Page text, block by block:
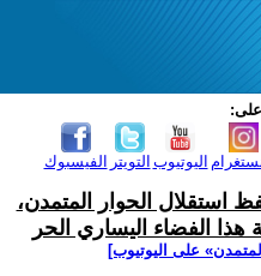
على:
الفيسبوك التويتر اليوتيوب
استقلال الحوار المتمدن،
الفضاء اليساري الحر
على اليوتيوب]